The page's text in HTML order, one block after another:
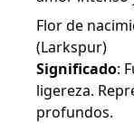
Flor de
(Larkspur)
Significado:
ligereza.
profundos.